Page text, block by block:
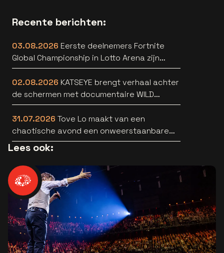
Recente berichten:
03.08.2026 Eerste deelnemers Fortnite
Global Championship in Lotto Arena zijn
bekend
02.08.2026 KATSEYE brengt verhaal achter
de schermen met documentaire WILD
HEARTS [trailer]
31.07.2026 Tove Lo maakt van een
chaotische avond een onweerstaanbare
popsong
Lees ook: